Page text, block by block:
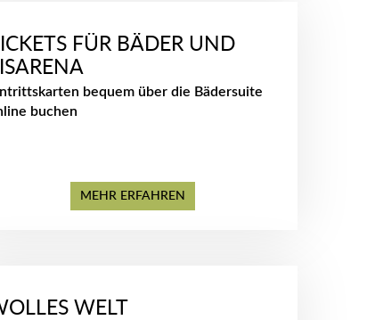
FÜR BÄDER UND
bequem über die Bädersuite
buchen
MEHR ERFAHREN
WELT